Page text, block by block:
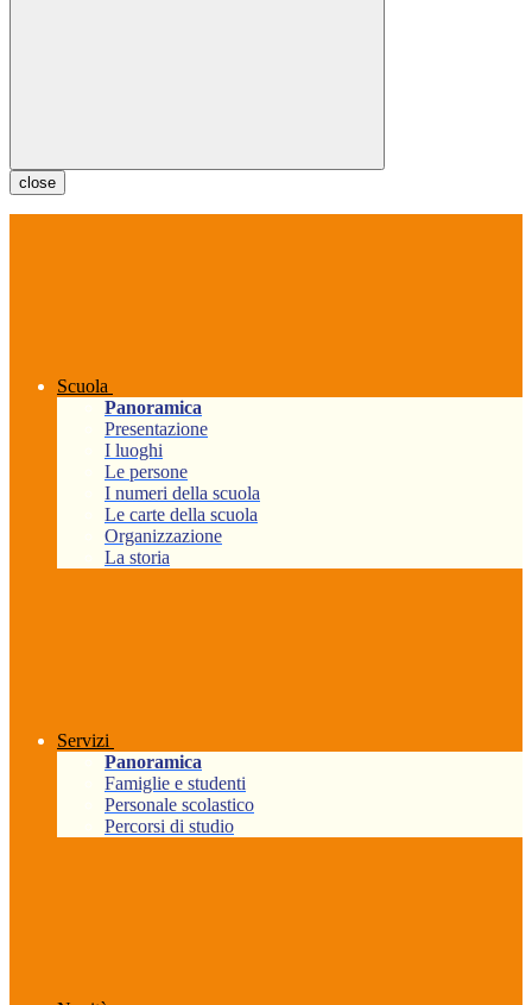
close
Scuola
Panoramica
Presentazione
I luoghi
Le persone
I numeri della scuola
Le carte della scuola
Organizzazione
La storia
Servizi
Panoramica
Famiglie e studenti
Personale scolastico
Percorsi di studio